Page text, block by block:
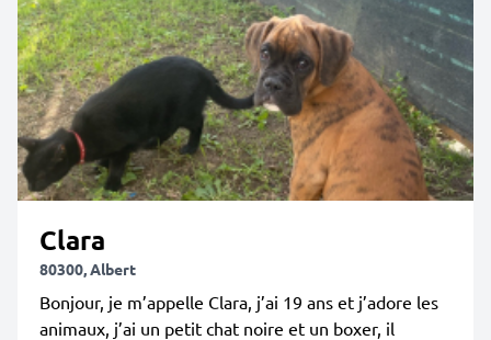
Clara
80300, Albert
Bonjour, je m’appelle Clara, j’ai 19 ans et j’adore les
animaux, j’ai un petit chat noire et un boxer, il